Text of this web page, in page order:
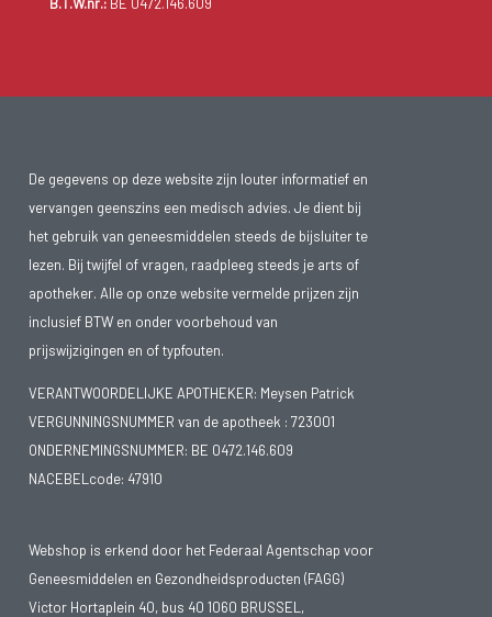
B.T.W.nr.:BE 0472.146.609
De gegevens op deze website zijn louter informatief en
vervangen geenszins een medisch advies. Je dient bij
het gebruik van geneesmiddelen steeds de bijsluiter te
lezen. Bij twijfel of vragen, raadpleeg steeds je arts of
apotheker. Alle op onze website vermelde prijzen zijn
inclusief BTW en onder voorbehoud van
prijswijzigingen en of typfouten.
VERANTWOORDELIJKE APOTHEKER: Meysen Patrick
VERGUNNINGSNUMMER van de apotheek : 723001
ONDERNEMINGSNUMMER: BE 0472.146.609
NACEBELcode: 47910
Webshop is erkend door het Federaal Agentschap voor
Geneesmiddelen en Gezondheidsproducten (FAGG)
Victor Hortaplein 40, bus 40 1060 BRUSSEL,